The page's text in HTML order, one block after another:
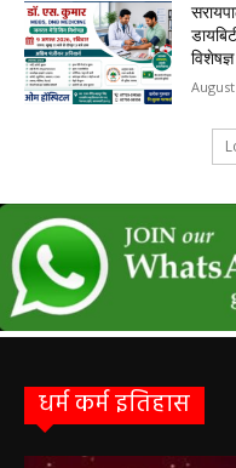
धर्म कर्म इतिहास